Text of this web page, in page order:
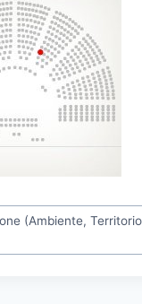
(Ambiente,